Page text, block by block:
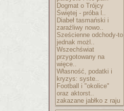
Dogmat o Trójcy
Świętej - próba l..
Diabeł tasmański i
zaraźliwy nowo..
Sześcienne odchody-to
jednak możl..
Wszechświat
przygotowany na
więce..
Własność, podatki i
kryzys: syste..
Football i "okolice"
oraz aktorst..
zakazane jabłko z raju